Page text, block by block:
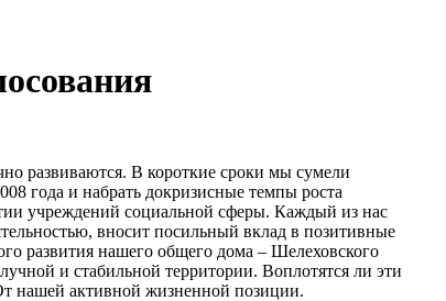
развиваются. В короткие сроки мы сумели
года и набрать докризисные темпы роста
учреждений социальной сферы. Каждый из нас
вносит посильный вклад в позитивные
развития нашего общего дома – Шелеховского
и стабильной территории. Воплотятся ли эти
нашей активной жизненной позиции.